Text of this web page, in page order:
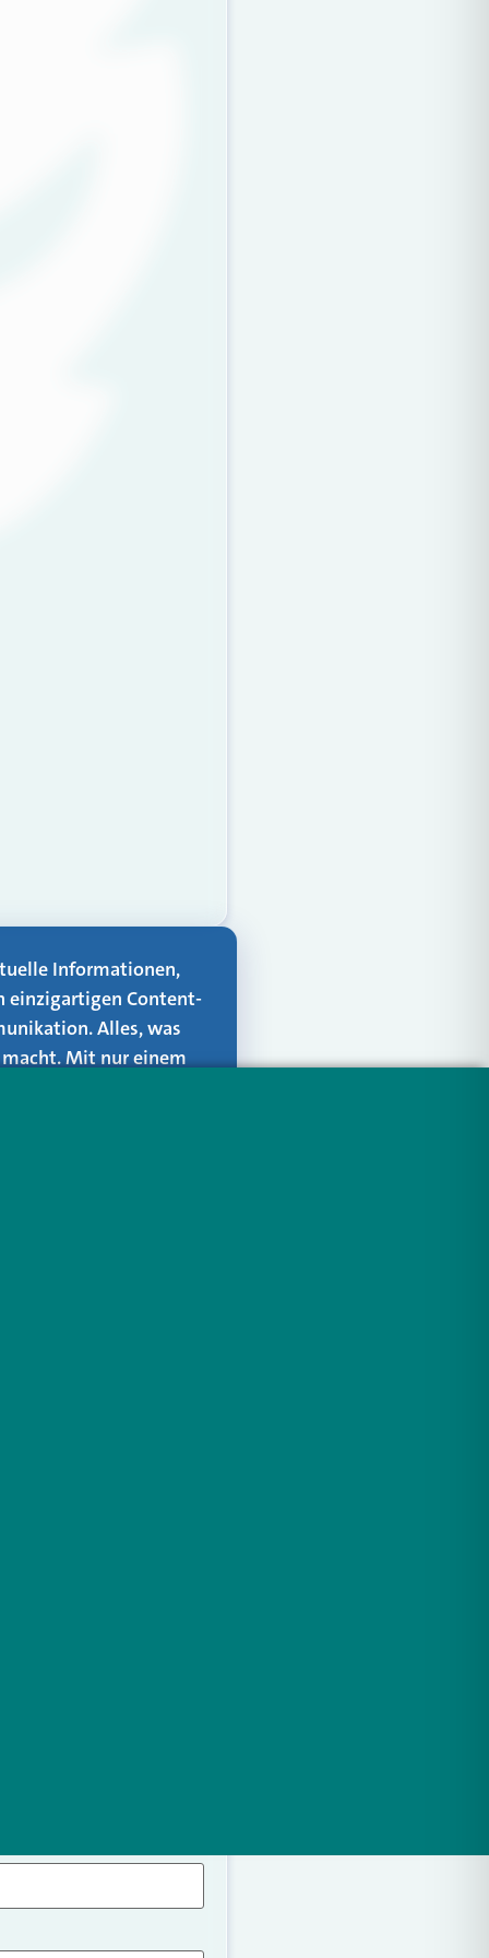
Informationen,
einzigartigen Content-
Alles, was
Mit nur einem